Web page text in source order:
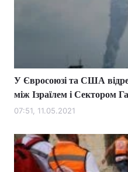
У Євросоюзі та США
між Ізраїлем і Сектором
07:51, 11.05.2021